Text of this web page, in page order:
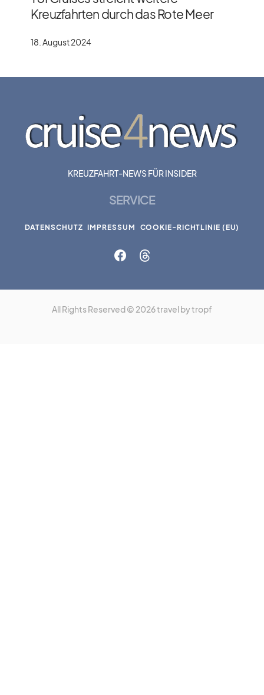
Kreuzfahrten durch das Rote Meer
18. August 2024
KREUZFAHRT-NEWS FÜR INSIDER
SERVICE
DATENSCHUTZ IMPRESSUM COOKIE-RICHTLINIE (EU)
All Rights Reserved © 2026 travel by tropf